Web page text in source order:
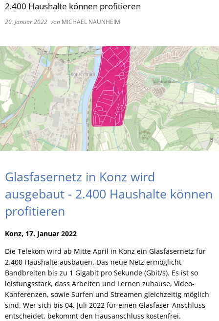
2.400 Haushalte können profitieren
20. Januar 2022 von MICHAEL NAUNHEIM
Glasfasernetz in Konz wird
ausgebaut - 2.400 Haushalte können
profitieren
Konz, 17. Januar 2022
Die Telekom wird ab Mitte April in Konz ein Glasfasernetz für
2.400 Haushalte ausbauen. Das neue Netz ermöglicht
Bandbreiten bis zu 1 Gigabit pro Sekunde (Gbit/s). Es ist so
leistungsstark, dass Arbeiten und Lernen zuhause, Video-
Konferenzen, sowie Surfen und Streamen gleichzeitig möglich
sind. Wer sich bis 04. Juli 2022 für einen Glasfaser-Anschluss
entscheidet, bekommt den Hausanschluss kostenfrei.